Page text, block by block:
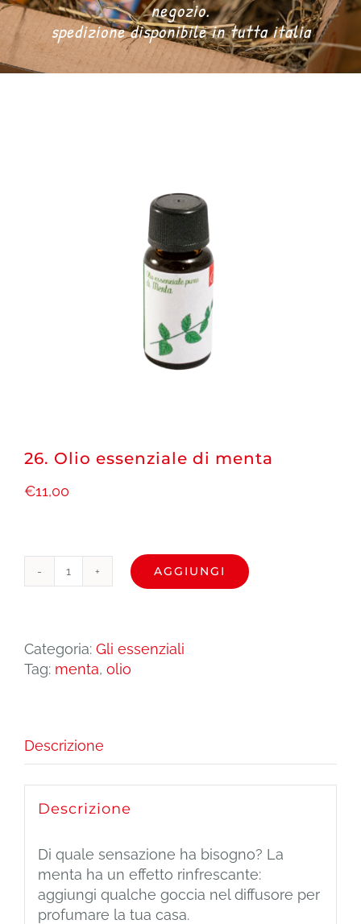
DONA ORA
negozio.
spedizione disponibile in tutta italia
26. Olio essenziale di menta
€11,00
26.
di
menta
AGGIUNGI
Categoria: Gli essenziali
Tag: menta, olio
Descrizione
Descrizione
Di quale sensazione ha bisogno? La
menta ha un effetto rinfrescante:
aggiungi qualche goccia nel diffusore per
profumare la tua casa.